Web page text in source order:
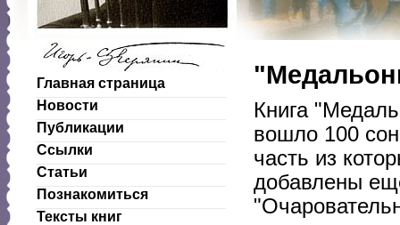
Главная страница
Новости
Публикации
Ссылки
Статьи
Познакомиться
Тексты книг
Книга
вошло 100
часть из
добавлены